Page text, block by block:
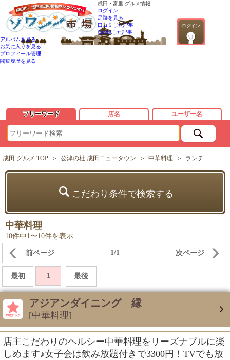
成田・富里 グルメ情報
ログイン
ログイン
足跡を見る
口コミした記事
QandAした記事
アルバムを見る
お気に入りを見る
プロフィール管理
閲覧履歴を見る
フリーワード 店名 ユーザー名
成田 グルメ TOP ＞ 公津の杜 成田ニュータウン ＞ 中華料理 ＞ ランチ
こだわり条件で検索する
中華料理
10件中1〜10件を表示
前ページ 1/1 次ページ
最初 1 最後
アジアンダイニング 縁
[中華料理]
店主こだわりのヘルシー中華料理をリーズナブルに楽
しめます♪女子会は飲み放題付きで3300円！TVでも放